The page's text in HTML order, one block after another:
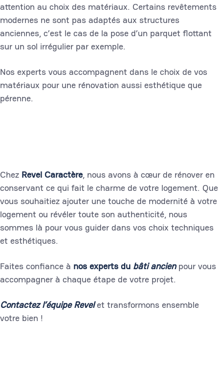
attention au choix des matériaux. Certains revêtements
modernes ne sont pas adaptés aux structures
anciennes, c’est le cas de la pose d’un parquet flottant
sur un sol irrégulier par exemple.
Nos experts vous accompagnent dans le choix de vos
matériaux pour une rénovation aussi esthétique que
pérenne.
Chez Revel Caractère, nous avons à cœur de rénover en
conservant ce qui fait le charme de votre logement. Que
vous souhaitiez ajouter une touche de modernité à votre
logement ou révéler toute son authenticité, nous
sommes là pour vous guider dans vos choix techniques
et esthétiques.
Faites confiance à nos experts du bâti ancienpour vous
accompagner à chaque étape de votre projet.
Contactezl’équipe Revelet transformons ensemble
votre bien !